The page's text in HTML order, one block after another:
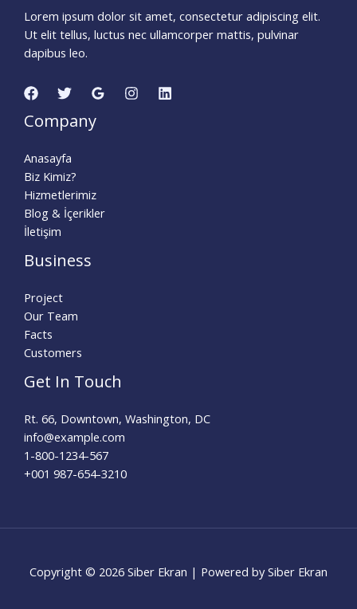
Lorem ipsum dolor sit amet, consectetur adipiscing elit.
Ut elit tellus, luctus nec ullamcorper mattis, pulvinar
dapibus leo.
Company
Anasayfa
Biz Kimiz?
Hizmetlerimiz
Blog & İçerikler
İletişim
Business
Project
Our Team
Facts
Customers
Get In Touch
Rt. 66, Downtown, Washington, DC
info@example.com​
1-800-1234-567
+001 987-654-3210
Copyright © 2026 Siber Ekran | Powered by Siber Ekran